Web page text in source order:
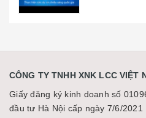
CÔNG TY TNHH XNK LCC VIỆT
Giấy đăng ký kinh doanh số
đầu tư Hà Nội cấp ngày 7/6/2021